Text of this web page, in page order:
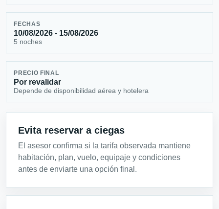
FECHAS
10/08/2026 - 15/08/2026
5 noches
PRECIO FINAL
Por revalidar
Depende de disponibilidad aérea y hotelera
Evita reservar a ciegas
El asesor confirma si la tarifa observada mantiene
habitación, plan, vuelo, equipaje y condiciones
antes de enviarte una opción final.